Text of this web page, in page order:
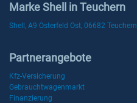
Marke Shell in Teuchern
Shell, A9 Osterfeld Ost, 06682 Teuchern
Partnerangebote
Kfz-Versicherung
Gebrauchtwagenmarkt
Finanzierung